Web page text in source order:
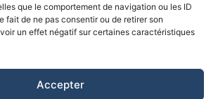
que le comportement de navigation ou les ID
fait de ne pas consentir ou de retirer son
un effet négatif sur certaines caractéristiques
Accepter